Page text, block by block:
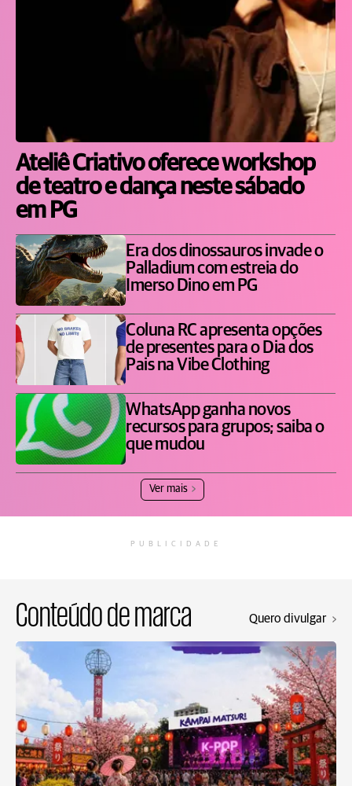
Ateliê Criativo oferece workshop
de teatro e dança neste sábado
em PG
Era dos dinossauros invade o
Palladium com estreia do
Imerso Dino em PG
Coluna RC apresenta opções
de presentes para o Dia dos
Pais na Vibe Clothing
WhatsApp ganha novos
recursos para grupos; saiba o
que mudou
Ver mais
PUBLICIDADE
Conteúdo de marca Quero divulgar